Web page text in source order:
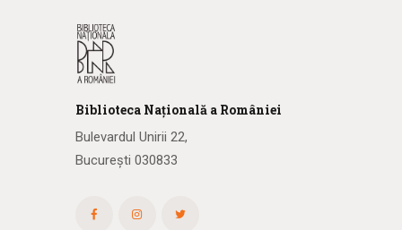
Biblioteca Națională a României
Bulevardul Unirii 22,
București 030833